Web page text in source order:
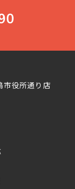
市役所通り店